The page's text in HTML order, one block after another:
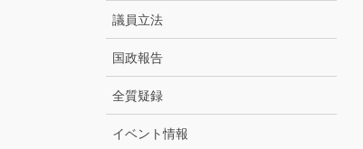
議員立法
国政報告
全質疑録
イベント情報